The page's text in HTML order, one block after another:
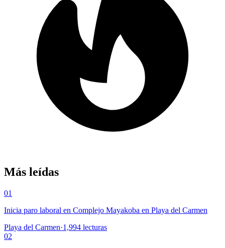
Más leídas
01
Inicia paro laboral en Complejo Mayakoba en Playa del Carmen
Playa del Carmen·1,994 lecturas
02